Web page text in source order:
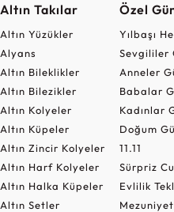
Altın Takılar
Altın Yüzükler
Alyans
Altın Bileklikler
Altın Bilezikler
Altın Kolyeler
Altın Küpeler
Altın Zincir Kolyeler
Altın Harf Kolyeler
Altın Halka Küpeler
Altın Setler
Özel
Yılbaşı
Sevgililer
Anneler
Babalar
Kadınlar
Doğum
11.11
Sürpriz
Evlilik